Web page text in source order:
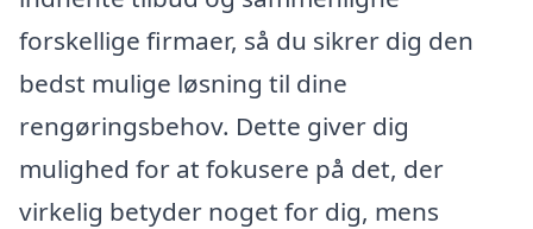
forskellige firmaer, så du sikrer dig den
bedst mulige løsning til dine
rengøringsbehov. Dette giver dig
mulighed for at fokusere på det, der
virkelig betyder noget for dig, mens